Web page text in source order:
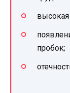
высокая
пробок;